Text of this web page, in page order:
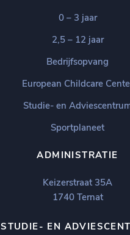
0 – 3 jaar
2,5 – 12 jaar
Bedrijfsopvang
European Childcare
Studie- en
Sportplaneet
ADMINISTRATIE
Keizerstraat 35A
1740 Ternat
STUDIE- EN